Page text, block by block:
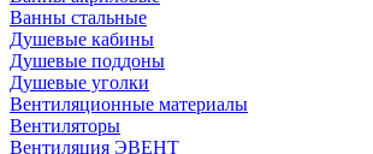
Ванны стальные
Душевые кабины
Душевые поддоны
Душевые уголки
Вентиляционные материалы
Вентиляторы
Вентиляция ЭВЕНТ